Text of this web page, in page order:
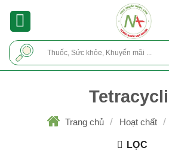
Trang chủ / Hoạt chất /
LỌC